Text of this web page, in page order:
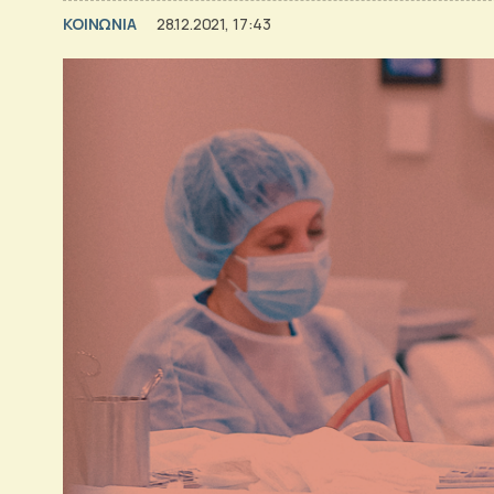
ΚΟΙΝΩΝΙΑ 28.12.2021, 17:43